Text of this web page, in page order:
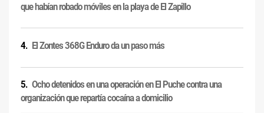
que habían robado móviles en la playa de El Zapillo
El Zontes 368G Enduro da un paso más
Ocho detenidos en una operación en El Puche contra una
organización que repartía cocaína a domicilio